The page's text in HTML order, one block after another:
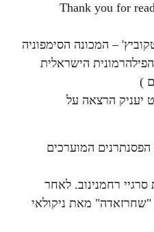
Thank you for
– המכונה הסימפוניה
(ב 75 שנות הפילהרמונית הישראלית
יעניק הרצאה על
הפסנתרנים המוערכים
לפסנתר מס' 3 מאת סרגיי רחמנינוב. לאחר
"שחרזאדה" מאת ניקולאי